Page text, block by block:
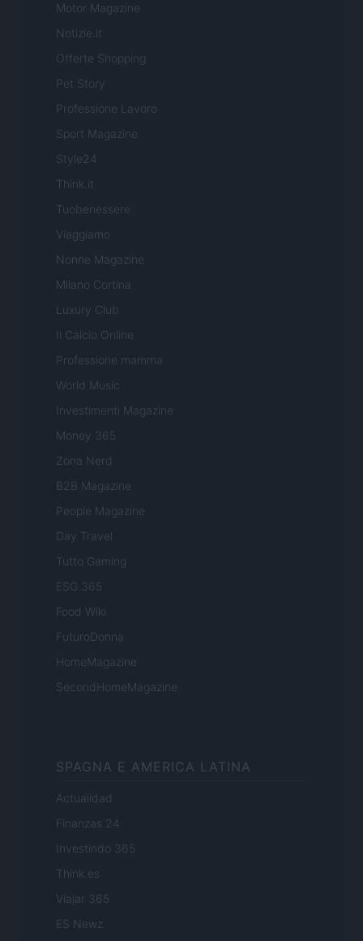
Motor Magazine
Notizie.it
Offerte Shopping
Pet Story
Professione Lavoro
Sport Magazine
Style24
Think.it
Tuobenessere
Viaggiamo
Nonne Magazine
Milano Cortina
Luxury Club
Il Calcio Online
Professione mamma
World Music
Investimenti Magazine
Money 365
Zona Nerd
B2B Magazine
People Magazine
Day Travel
Tutto Gaming
ESG 365
Food Wiki
FuturoDonna
HomeMagazine
SecondHomeMagazine
SPAGNA E AMERICA LATINA
Actualidad
Finanzas 24
Investindo 365
Think.es
Viajar 365
ES Newz